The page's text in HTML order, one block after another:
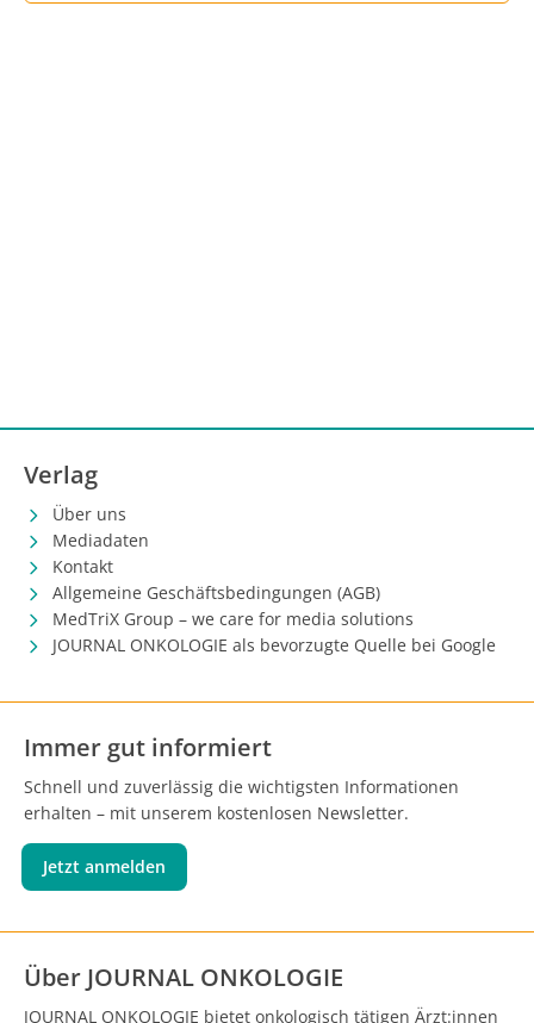
Verlag
Über uns
Mediadaten
Kontakt
Allgemeine Geschäftsbedingungen (AGB)
MedTriX Group – we care for media solutions
JOURNAL ONKOLOGIE als bevorzugte Quelle bei Google
Immer gut informiert
Schnell und zuverlässig die wichtigsten Informationen
erhalten – mit unserem kostenlosen Newsletter.
Jetzt anmelden
Über JOURNAL ONKOLOGIE
JOURNAL ONKOLOGIE bietet onkologisch tätigen Ärzt:innen